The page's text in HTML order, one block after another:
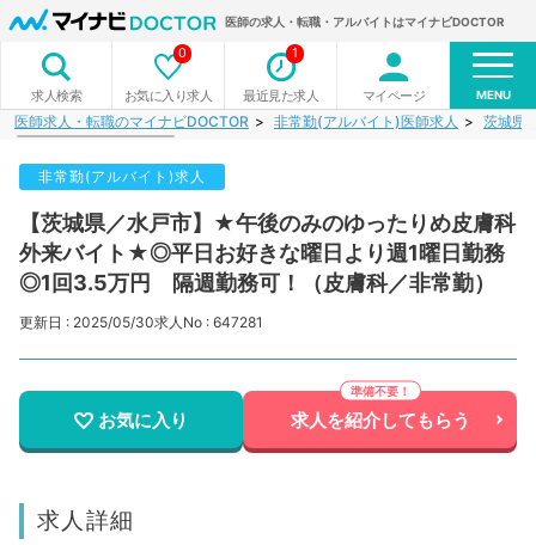
医師の求人・転職・アルバイトはマイナビDOCTOR
求人検索 お気に入り求人
0
最近見た求人
1
マイページ MENU
医師求人・転職のマイナビDOCTOR 非常勤(アルバイト)医師求人 茨城県
非常勤(アルバイト)求人
【茨城県／水戸市】★午後のみのゆったりめ皮膚科
外来バイト★◎平日お好きな曜日より週1曜日勤務
◎1回3.5万円 隔週勤務可！（皮膚科／非常勤）
更新日 : 2025/05/30求人No : 647281
お気に入り 求人を紹介してもらう
求人詳細